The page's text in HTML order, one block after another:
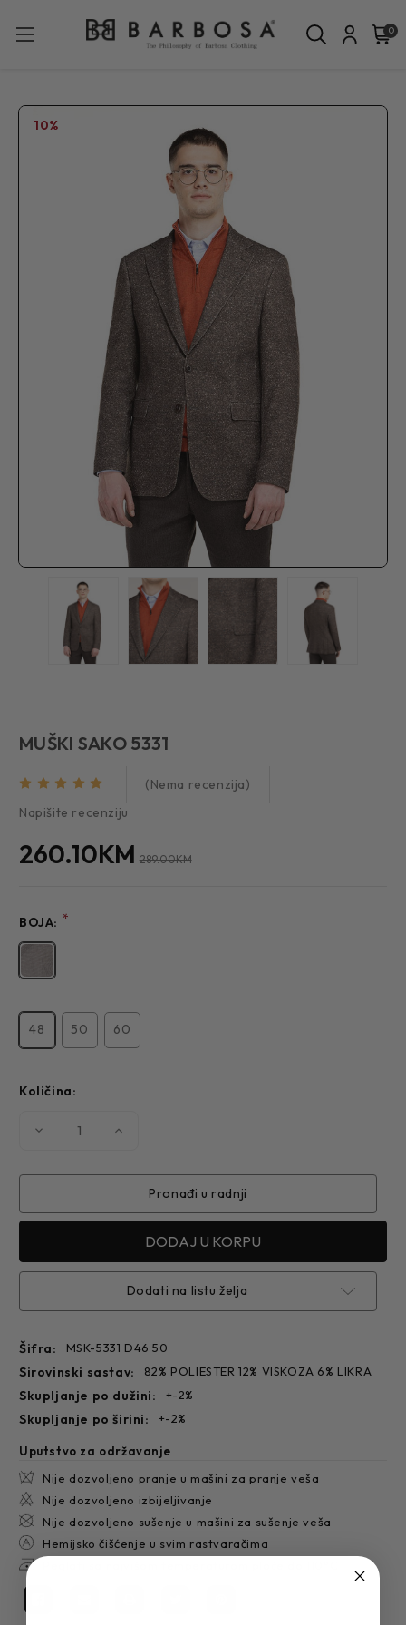
0
10%
MUŠKI SAKO 5331
(Nema recenzija)
Napišite recenziju
260.10KM 289.00KM
BOJA: *
48 50 60
Količina:
Smanjite
5331
Povećajte
5331
Pronađi u radnji
Dodati na listu želja
Šifra: MSK-5331 D46 50
sirovinski sastav: 82% POLIESTER 12% VISKOZA 6% LIKRA
Hemijsko čišćenje u svim rastvaračima
Nije dozvoljeno pranje u mašini za pranje veša
Nije dozvoljeno izbijeljivanje
Nije dozvoljeno sušenje u mašini za sušenje veša
skupljanje po dužini: +-2%
skupljanje po širini: +-2%
Uputstvo za održavanje